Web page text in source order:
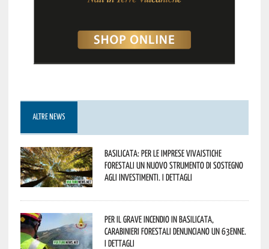
ALTRE NEWS
Basilicata: per le imprese vivaistiche
forestali un nuovo strumento di sostegno
agli investimenti. I dettagli
Per il grave incendio in Basilicata,
Carabinieri forestali denunciano un 63enne.
I dettagli